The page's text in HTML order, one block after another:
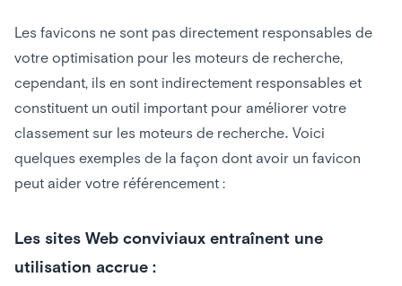
Les favicons ne sont pas directement responsables de
votre optimisation pour les moteurs de recherche,
cependant, ils en sont indirectement responsables et
constituent un outil important pour améliorer votre
classement sur les moteurs de recherche. Voici
quelques exemples de la façon dont avoir un favicon
peut aider votre référencement :
Les sites Web conviviaux entraînent une
utilisation accrue :